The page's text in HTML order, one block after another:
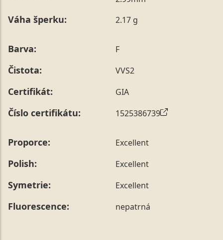
sdělit během jejího telefonického ověření, které z naší
Pro sdělení skladové velikosti tohoto konkrétního
Váha šperku: 2.17 g
Barva: F
Čistota: VVS2
Certifikát: GIA
Číslo certifikátu: 1525386739
Proporce: Excellent
Polish: Excellent
Symetrie: Excellent
Fluorescence: nepatrná